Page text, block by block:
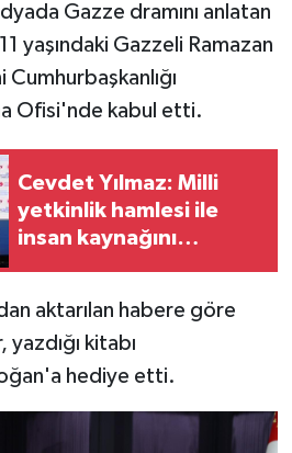
Gazze dramını anlatan
yaşındaki Gazzeli Ramazan
Ofisi'nde kabul etti.
Cevdet Yılmaz: Milli
yetkinlik hamlesi ile
insan kaynağını
aktarılan habere göre
yazdığı kitabı
hediye etti.